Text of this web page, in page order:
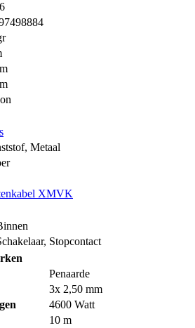
, Metaal
XMVK
, Stopcontact
Penaarde
3x 2,50 mm
4600 Watt
10 m